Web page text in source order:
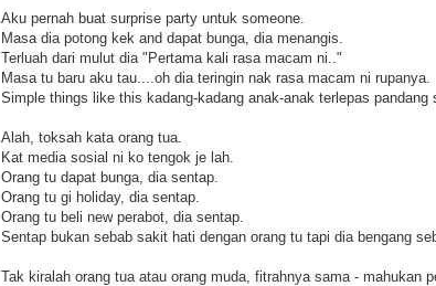
Aku pernah buat surprise party untuk someone.
Masa dia potong kek and dapat bunga, dia menangis.
Terluah dari mulut dia "Pertama kali rasa macam ni.."
Masa tu baru aku tau....oh dia teringin nak rasa macam ni rupanya.
Simple things like this kadang-kadang anak-anak terlepas
Alah, toksah kata orang tua.
Kat media sosial ni ko tengok je lah.
Orang tu dapat bunga, dia sentap.
Orang tu gi holiday, dia sentap.
Orang tu beli new perabot, dia sentap.
Sentap bukan sebab sakit hati dengan orang tu tapi dia bengang
Tak kiralah orang tua atau orang muda, fitrahnya sama - mahukan